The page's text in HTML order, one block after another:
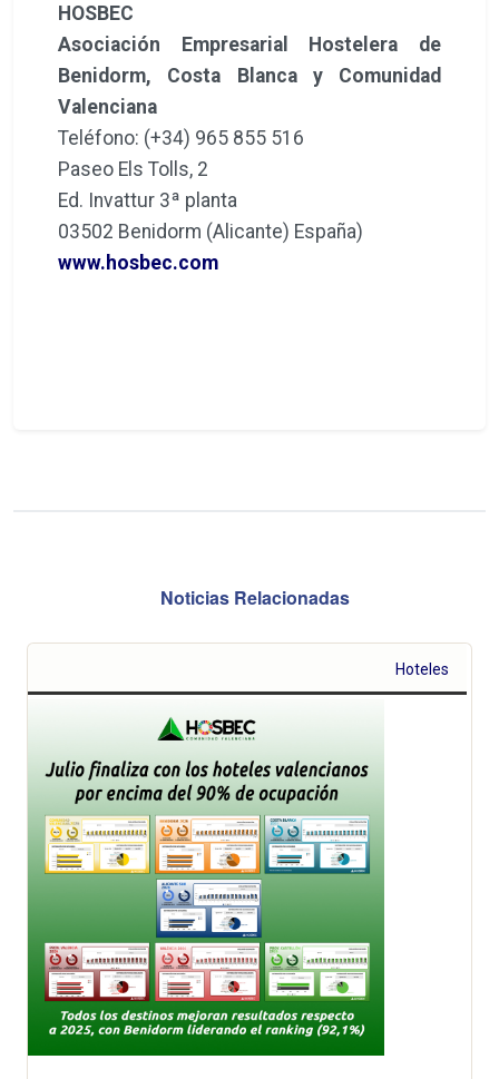
HOSBEC
Asociación Empresarial Hostelera de
Benidorm, Costa Blanca y Comunidad
Valenciana
Teléfono: (+34) 965 855 516
Paseo Els Tolls, 2
Ed. Invattur 3ª planta
03502 Benidorm (Alicante) España)
www.hosbec.com
Noticias Relacionadas
Hoteles